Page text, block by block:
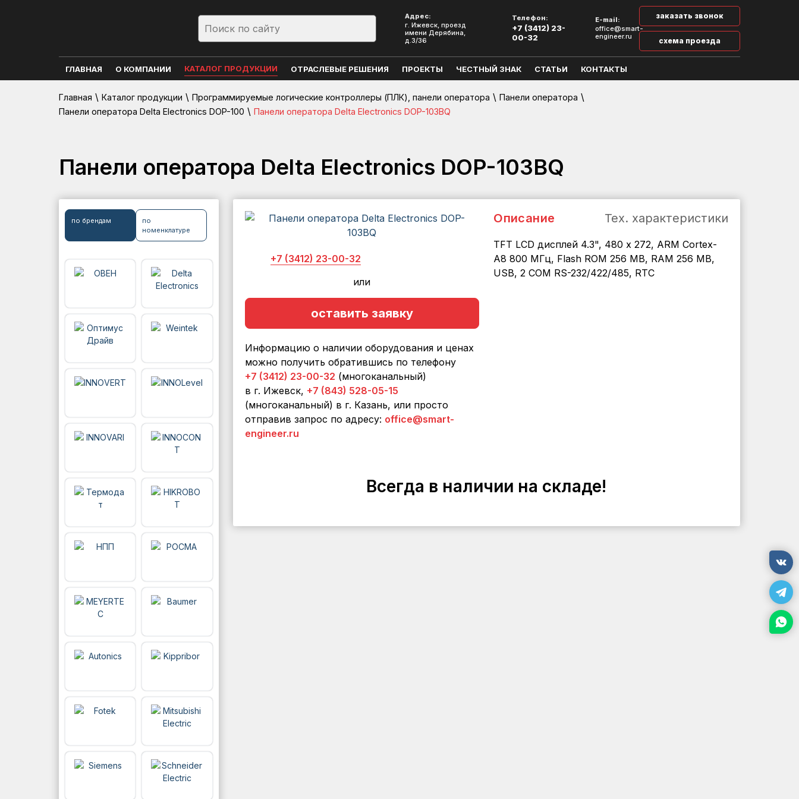
Адрес:
г. Ижевск, проезд
имени Дерябина,
д.3/36
Телефон:
+7 (3412) 23-
00-32
E-mail:
office@smart-
engineer.ru
заказать звонок
схема проезда
ГЛАВНАЯ О КОМПАНИИ КАТАЛОГ ПРОДУКЦИИ ОТРАСЛЕВЫЕ РЕШЕНИЯ ПРОЕКТЫ ЧЕСТНЫЙ ЗНАК СТАТЬИ КОНТАКТЫ
Главная \ Каталог продукции \ Программируемые логические контроллеры (ПЛК), панели оператора \ Панели оператора \
Панели оператора Delta Electronics DOP-100 \ Панели оператора Delta Electronics DOP-103BQ
Панели оператора Delta Electronics DOP-103BQ
по брендам
по
номенклатуре
+7 (3412) 23-00-32
или
оставить заявку
Информацию о наличии оборудования и ценах
можно получить обратившись по телефону
+7 (3412) 23-00-32 (многоканальный)
в г. Ижевск, +7 (843) 528-05-15
(многоканальный) в г. Казань, или просто
отправив запрос по адресу: office@smart-
engineer.ru
Описание Тех. характеристики
TFT LCD дисплей 4.3", 480 x 272, ARM Cortex-
A8 800 МГц, Flash ROM 256 MB, RAM 256 MB,
USB, 2 COM RS-232/422/485, RTC
Всегда в наличии на складе!